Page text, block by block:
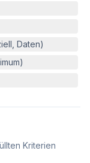
Daten)
Kriterien